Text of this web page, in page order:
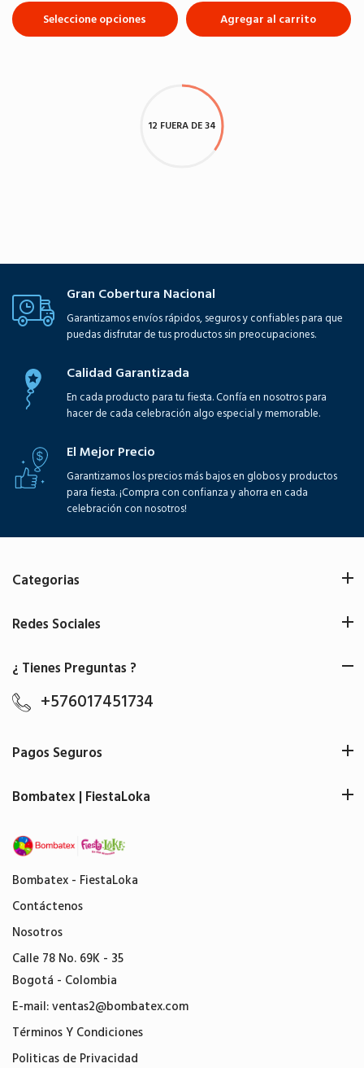
Seleccione opciones Agregar al carrito
12 FUERA DE 34
Gran Cobertura Nacional
Garantizamos envíos rápidos, seguros y confiables para que
puedas disfrutar de tus productos sin preocupaciones.
Calidad Garantizada
En cada producto para tu fiesta. Confía en nosotros para
hacer de cada celebración algo especial y memorable.
El Mejor Precio
Garantizamos los precios más bajos en globos y productos
para fiesta. ¡Compra con confianza y ahorra en cada
celebración con nosotros!
Bombatex - FiestaLoka
Contáctenos
Nosotros
Calle 78 No. 69K - 35
Bogotá - Colombia
E-mail:ventas2@bombatex.com
Términos Y Condiciones
Politicas de Privacidad
Categorias
Redes Sociales
¿ Tienes Preguntas ?
+576017451734
Pagos Seguros
Bombatex | FiestaLoka